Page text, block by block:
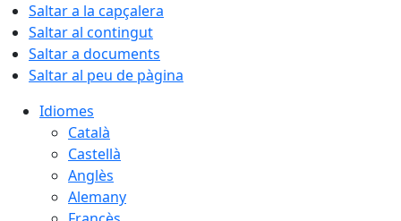
Saltar a la capçalera
Saltar al contingut
Saltar a documents
Saltar al peu de pàgina
Idiomes
Català
Castellà
Anglès
Alemany